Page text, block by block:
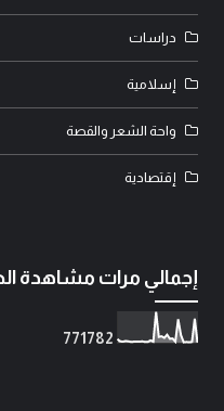
دراسات
إسلامية
واحة الشعر والقصة
إقتصادية
إجمالي مرات مشاهدة
771 782